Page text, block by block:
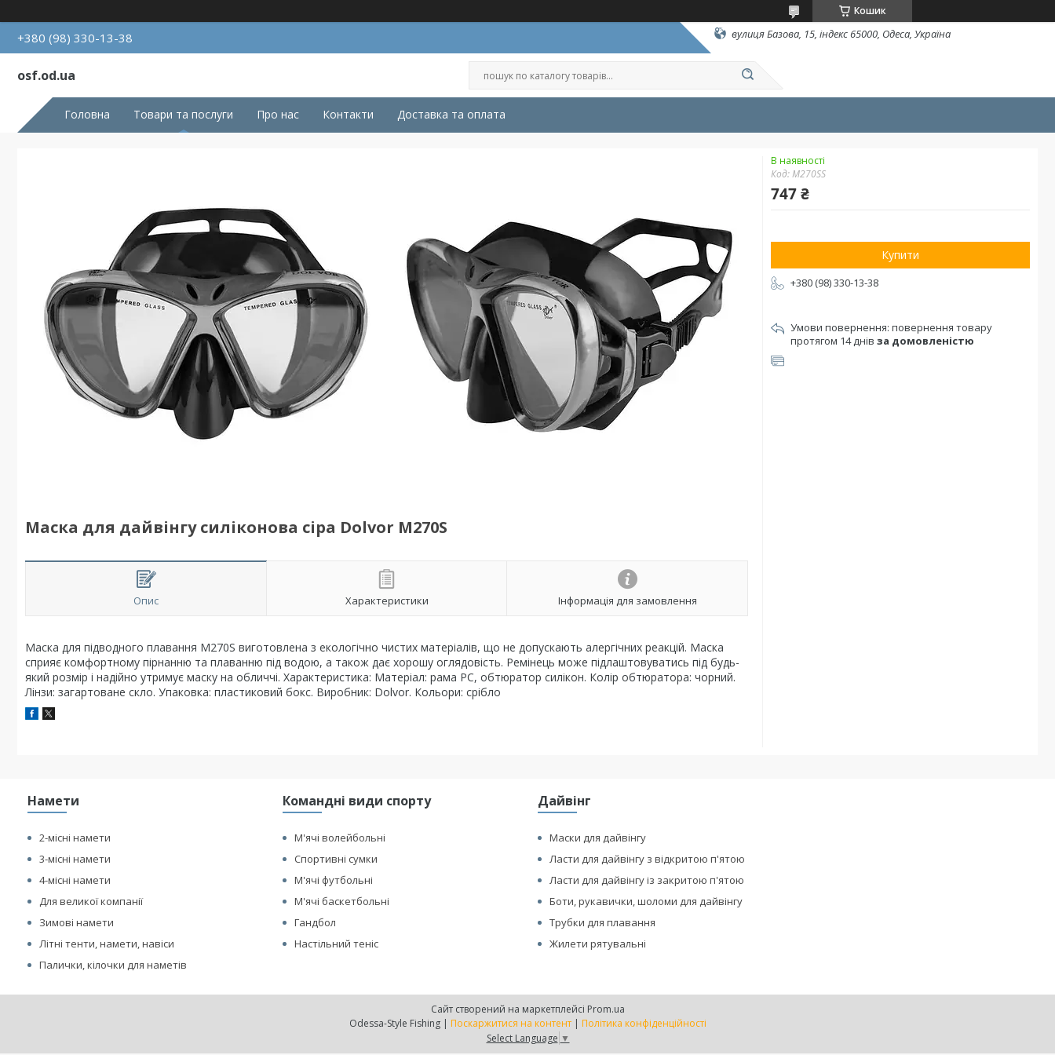
Кошик
+380 (98) 330-13-38 вулиця Базова, 15, індекс 65000, Одеса, Україна
osf.od.ua
Головна Товари та послуги Про нас Контакти Доставка та оплата
Маска для дайвінгу силіконова сіра Dolvor М270S
Опис Характеристики Інформація для замовлення
Маска для підводного плавання M270S виготовлена ​​з екологічно чистих матеріалів, що не допускають алергічних реакцій. Маска
сприяє комфортному пірнанню та плаванню під водою, а також дає хорошу оглядовість. Ремінець може підлаштовуватись під будь-
який розмір і надійно утримує маску на обличчі. Характеристика: Матеріал: рама PC, обтюратор силікон. Колір обтюратора: чорний.
Лінзи: загартоване скло. Упаковка: пластиковий бокс. Виробник: Dolvor. Кольори: срібло
В наявності
Код:М270SS
747 ₴
Купити
+380 (98) 330-13-38
повернення товару
протягом 14 днів за домовленістю
Намети
2-місні намети
3-місні намети
4-місні намети
Для великої компанії
Зимові намети
Літні тенти, намети, навіси
Палички, кілочки для наметів
Командні види спорту
М'ячі волейбольні
Спортивні сумки
М'ячі футбольні
М'ячі баскетбольні
Гандбол
Настільний теніс
Дайвінг
Маски для дайвінгу
Ласти для дайвінгу з відкритою п'ятою
Ласти для дайвінгу із закритою п'ятою
Боти, рукавички, шоломи для дайвінгу
Трубки для плавання
Жилети рятувальні
Сайт створений на маркетплейсі Prom.ua
Odessa-Style Fishing | Поскаржитися на контент | Політика конфіденційності
Select Language ▼